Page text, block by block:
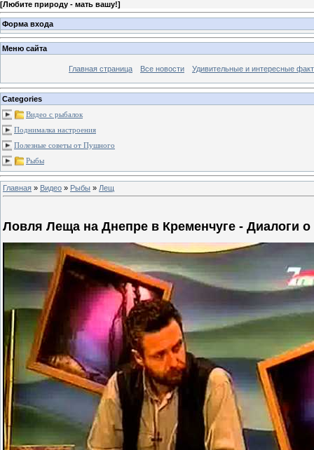
[Любите природу - мать вашу!]
Форма входа
Меню сайта
Главная страница Все новости Удивительные и интересные
Categories
Видео с рыбалок
Поднималка настроения
Полезные советы от Пушного
Рыбы
Главная » Видео » Рыбы » Лещ
Ловля Леща на Днепре в Кременчуге - Диалоги